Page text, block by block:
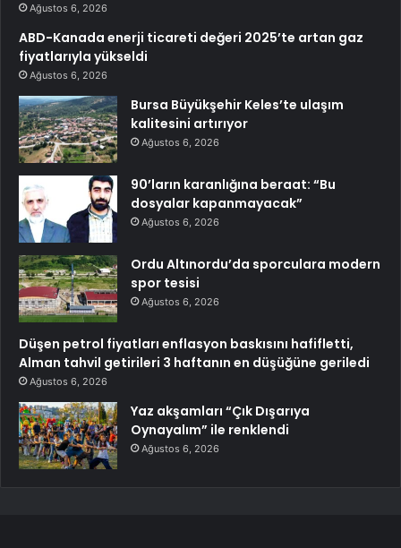
Ağustos 6, 2026
ABD-Kanada enerji ticareti değeri 2025’te artan gaz
fiyatlarıyla yükseldi
Ağustos 6, 2026
Bursa Büyükşehir Keles’te ulaşım
kalitesini artırıyor
Ağustos 6, 2026
90’ların karanlığına beraat: “Bu
dosyalar kapanmayacak”
Ağustos 6, 2026
Ordu Altınordu’da sporculara modern
spor tesisi
Ağustos 6, 2026
Düşen petrol fiyatları enflasyon baskısını hafifletti,
Alman tahvil getirileri 3 haftanın en düşüğüne geriledi
Ağustos 6, 2026
Yaz akşamları “Çık Dışarıya
Oynayalım” ile renklendi
Ağustos 6, 2026